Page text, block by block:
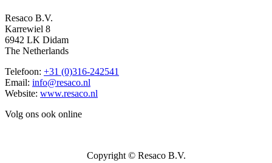
Resaco B.V.
Karrewiel 8
6942 LK Didam
The Netherlands
Telefoon: +31 (0)316-242541
Email: info@resaco.nl
Website: www.resaco.nl
Volg ons ook online
Copyright © Resaco B.V.